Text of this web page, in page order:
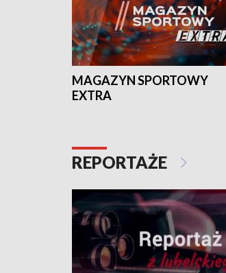
MAGAZYN SPORTOWY
EXTRA
REPORTAŻE